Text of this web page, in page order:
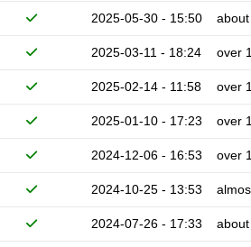
2025-05-30 - 15:50
2025-03-11 - 18:24 over
2025-02-14 - 11:58 over
2025-01-10 - 17:23 over
2024-12-06 - 16:53 over
2024-10-25 - 13:53
2024-07-26 - 17:33